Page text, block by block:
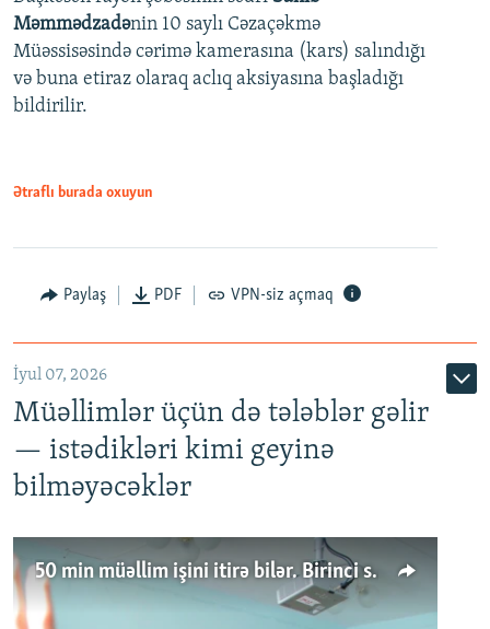
Auto 240p 360p
720p 1080p
720p
1080p
Məmmədzadənin 10 saylı Cəzaçəkmə
Müəssisəsində cərimə kamerasına (kars) salındığı
və buna etiraz olaraq aclıq aksiyasına başladığı
bildirilir.
Ətraflı burada oxuyun
Paylaş PDF VPN-siz açmaq
İyul 07, 2026
Müəllimlər üçün də tələblər gəlir
— istədikləri kimi geyinə
bilməyəcəklər
50 min müəllim işini itirə bilər. Birinci sinfə gedənlər azalır